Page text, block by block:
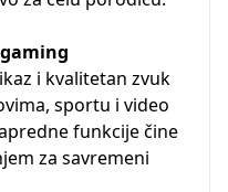
i kvalitetan zvuk
sportu i video
funkcije čine
za savremeni